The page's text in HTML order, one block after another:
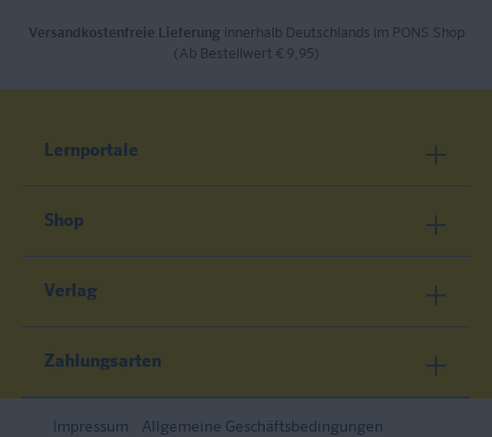
Versandkostenfreie Lieferung innerhalb Deutschlands im PONS Shop
(Ab Bestellwert € 9,95)
Lernportale
Shop
Verlag
Zahlungsarten
Impressum Allgemeine Geschäftsbedingungen